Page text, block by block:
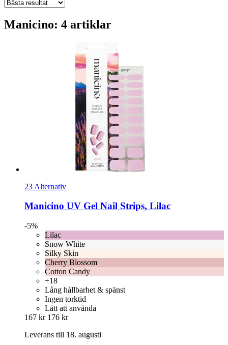
Manicino: 4 artiklar
23 Alternativ
Manicino UV Gel Nail Strips, Lilac
-5%
Lilac
Snow White
Silky Skin
Cherry Blossom
Cotton Candy
+18
Lång hållbarhet & spänst
Ingen torktid
Lätt att använda
167 kr 176 kr
Leverans till 18. augusti